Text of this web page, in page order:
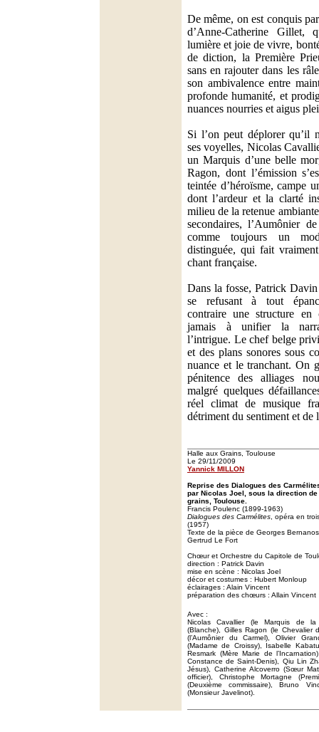
De même, on est conquis
d’Anne-Catherine
lumière et joie de vivre,
de diction, la Première
sans en rajouter dans les
son ambivalence entre
profonde humanité, et
nuances nourries et aigus
Si l’on peut déplorer qu’il
ses voyelles, Nicolas
un Marquis d’une belle
Ragon, dont l’émission
teintée d’héroïsme, campe
dont l’ardeur et la clarté
milieu de la retenue
secondaires, l’Aumônier
comme toujours un
distinguée, qui fait
chant française.
Dans la fosse, Patrick
se refusant à tout
contraire une structure en
jamais à unifier la
l’intrigue. Le chef belge
et des plans sonores sous
nuance et le tranchant. On
pénitence des alliages
malgré quelques
réel climat de musique
détriment du sentiment et de
Halle aux Grains, Toulouse
Le 29/11/2009
Yannick MILLON
Reprise des Dialogues des
par Nicolas Joel, sous la direction
grains, Toulouse.
Francis Poulenc (1899-1963)
Dialogues des Carmélites , opéra en
(1957)
Texte de la pièce de Georges
Gertrud Le Fort
Chœur et Orchestre du Capitole de
direction : Patrick Davin
mise en scène : Nicolas Joel
décor et costumes : Hubert Monloup
éclairages : Alain Vincent
préparation des chœurs : Allain Vincent
Avec :
Nicolas Cavallier (le Marquis de la
(Blanche), Gilles Ragon (le Chevalier
(l’Aumônier du Carmel), Olivier
(Madame de Croissy), Isabelle
Resmark (Mère Marie de
Constance de Saint-Denis), Qiu Lin
Jésus), Catherine Alcoverro (Sœur
officier), Christophe Mortagne
(Deuxième commissaire), Bruno
(Monsieur Javelinot).